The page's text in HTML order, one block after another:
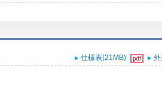
仕様表(21MB)